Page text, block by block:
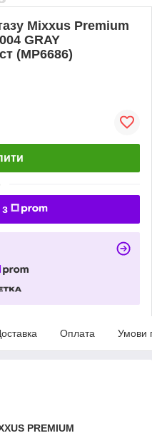
Mixxus Premium
GRAY
(MP6686)
Оплата Умови
PREMIUM